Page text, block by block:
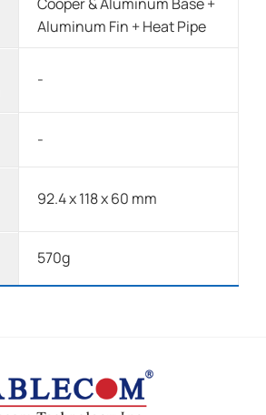
Aluminum Fin + Heat Pipe
-
-
92.4 x 118 x 60 mm
570g